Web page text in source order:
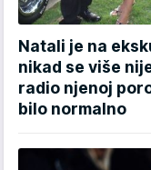
Natali je na
nikad se više
radio njenoj
bilo normalno